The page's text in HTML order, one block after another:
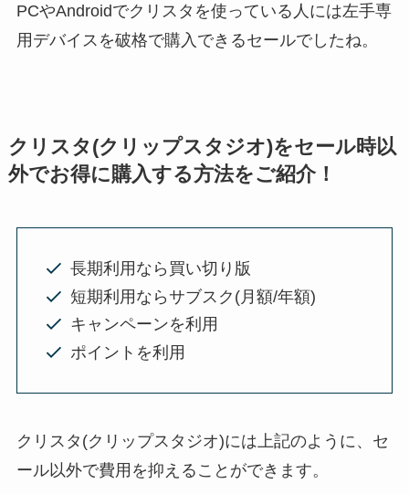
PCやAndroidでクリスタを使っている人には左手専
用デバイスを破格で購入できるセールでしたね。
クリスタ(クリップスタジオ)をセール時以
外でお得に購入する方法をご紹介！
長期利用なら買い切り版
短期利用ならサブスク(月額/年額)
キャンペーンを利用
ポイントを利用
クリスタ(クリップスタジオ)には上記のように、セ
ール以外で費用を抑えることができます。